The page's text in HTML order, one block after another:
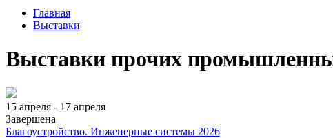
Главная
Выставки
Выставки прочих
15 апреля - 17 апреля
Завершена
Благоустройство. Инженерные системы 2026